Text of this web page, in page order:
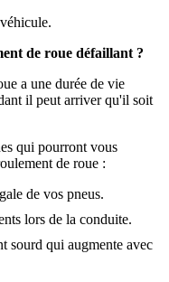
de roue défaillant ?
a une durée de vie
il peut arriver qu'il soit
qui pourront vous
de roue :
de vos pneus.
lors de la conduite.
sourd qui augmente avec